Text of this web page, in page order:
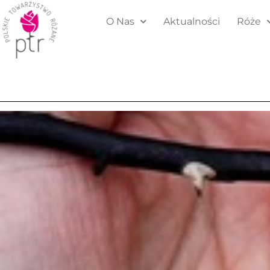
O Nas Aktualności Róże